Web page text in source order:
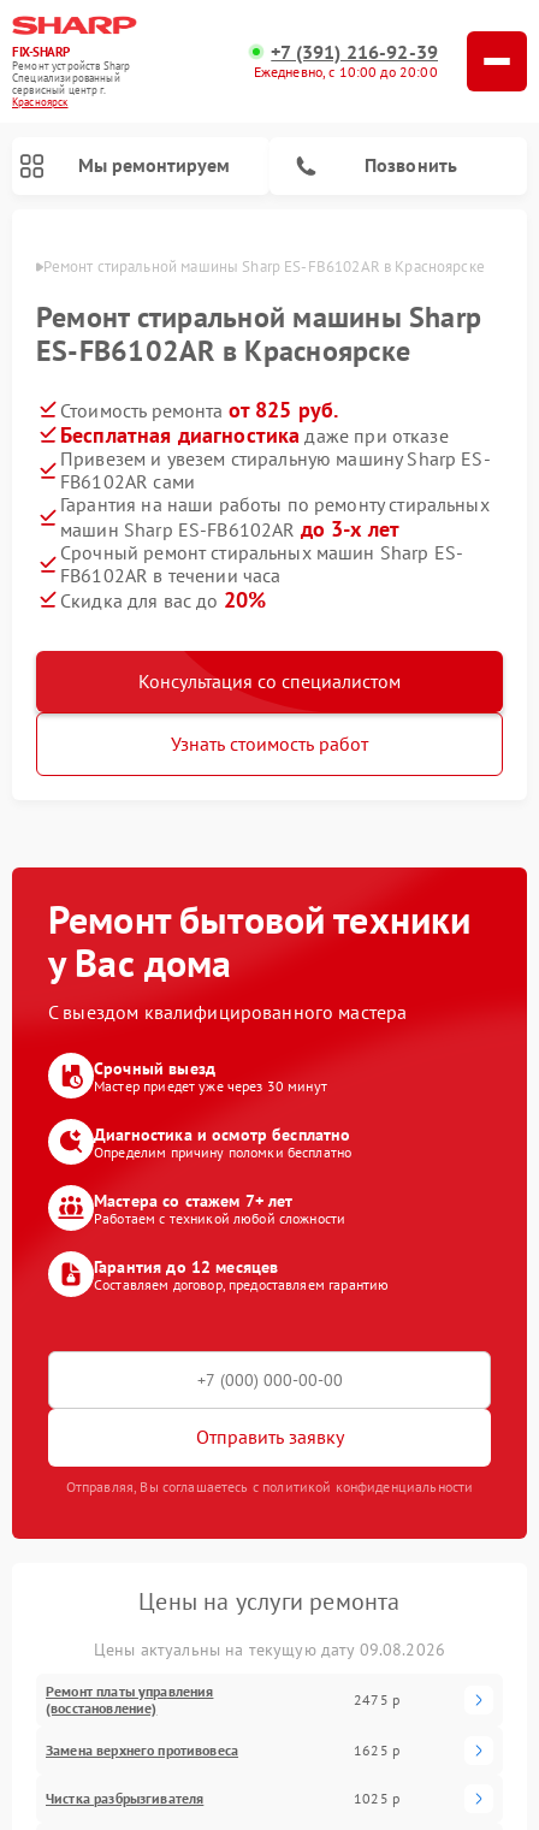
FIX-SHARP
Ремонт устройств Sharp
Специализированный
cервисный центр г.
Красноярск
+7 (391) 216-92-39
Ежедневно, с 10:00 до 20:00
Мы ремонтируем Позвонить
Ремонт стиральной машины Sharp ES-FB6102AR в Красноярске
Ремонт стиральной машины Sharp
ES-FB6102AR в Красноярске
Стоимость ремонта от 825 руб.
Бесплатная диагностика даже при отказе
Привезем и увезем стиральную машину Sharp ES-
FB6102AR сами
Гарантия на наши работы по ремонту стиральных
машин Sharp ES-FB6102AR до 3-х лет
Срочный ремонт стиральных машин Sharp ES-
FB6102AR в течении часа
Скидка для вас до 20%
Консультация со специалистом
Узнать стоимость работ
Ремонт бытовой техники
у Вас дома
С выездом квалифицированного мастера
Срочный выезд
Мастер приедет уже через 30 минут
Диагностика и осмотр бесплатно
Определим причину поломки бесплатно
Мастера со стажем 7+ лет
Работаем с техникой любой сложности
Гарантия до 12 месяцев
Составляем договор, предоставляем гарантию
Отправить заявку
Отправляя, Вы соглашаетесь с политикой конфиденциальности
Цены на услуги ремонта
Цены актуальны на текущую дату 09.08.2026
Ремонт платы управления
(восстановление)
2475 р
Замена верхнего противовеса 1625 р
Чистка разбрызгивателя 1025 р